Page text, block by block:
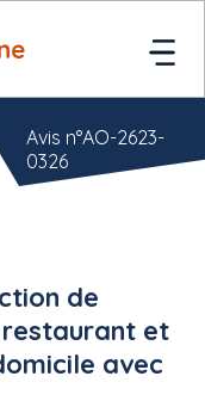
de
et
avec
Avis n°AO-2623-
0326